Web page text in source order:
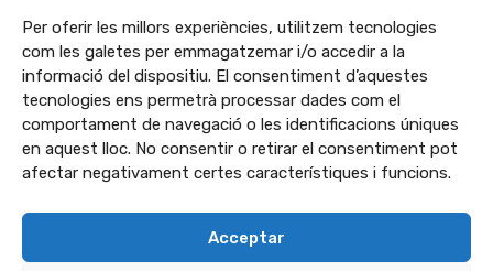
Per oferir les millors experiències, utilitzem tecnologies
com les galetes per emmagatzemar i/o accedir a la
informació del dispositiu. El consentiment d’aquestes
tecnologies ens permetrà processar dades com el
comportament de navegació o les identificacions úniques
en aquest lloc. No consentir o retirar el consentiment pot
afectar negativament certes característiques i funcions.
Acceptar
El projecte LINGUATEC-IA ha estat cofinançat al 65% per la Unió
Europea a través del Programa Interreg VI-A Espanya-França-Andorra
(POCTEFA 2021-2027). L’objectiu del POCTEFA és reforçar la integració
econòmica i social de la zona fronterera Espanya-França-Andorra.